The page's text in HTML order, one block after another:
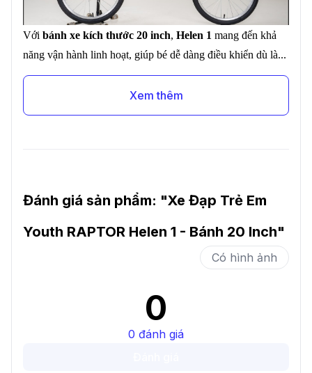
Với bánh xe kích thước 20 inch, Helen 1 mang đến khả
năng vận hành linh hoạt, giúp bé dễ dàng điều khiển dù là...
Xem thêm
Đánh giá sản phẩm: "Xe Đạp Trẻ Em
Youth RAPTOR Helen 1 - Bánh 20 Inch"
Có hình ảnh
0
0 đánh giá